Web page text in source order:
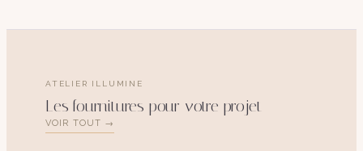
ATELIER ILLUMINE
Les fournitures pour votre projet
VOIR TOUT →